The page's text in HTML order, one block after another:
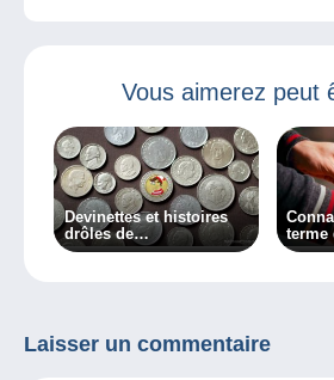
Vous aimerez peut
Devinettes et histoires
drôles de
collectionneurs
terme
Laisser un commentaire